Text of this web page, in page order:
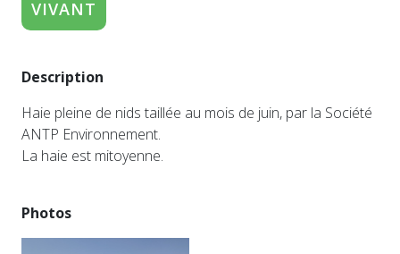
VIVANT
Description
Haie pleine de nids taillée au mois de juin, par la Société
ANTP Environnement.
La haie est mitoyenne.
Photos